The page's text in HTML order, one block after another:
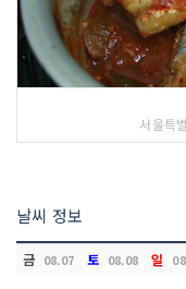
서울특
날씨 정보
금 08.07 토 08.08 일